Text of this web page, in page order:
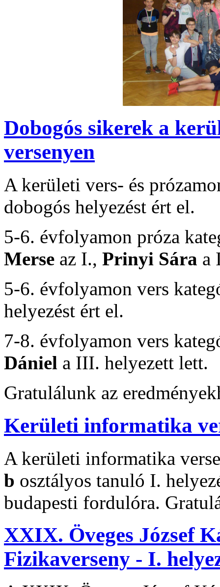
Dobogós sikerek a
versenyen
A kerületi vers- és
dobogós helyezést ért el.
5-6. évfolyamon próza
Merse az I., Prinyi Sára a
5-6. évfolyamon vers
helyezést ért el.
7-8. évfolyamon vers
Dániel a III. helyezett lett.
Gratulálunk az
Kerületi informatika
A kerületi informatika
b osztályos tanuló I.
budapesti fordulóra.
XXIX. Öveges József
Fizikaverseny - I.